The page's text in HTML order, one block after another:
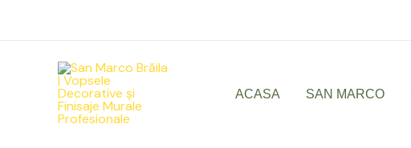
ACASA SAN MARCO